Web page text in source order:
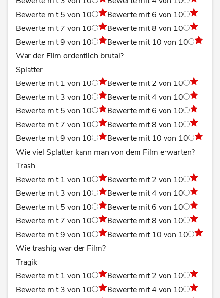
Bewerte mit 5 von 10
Bewerte mit 6 von 10
Bewerte mit 7 von 10
Bewerte mit 8 von 10
Bewerte mit 9 von 10
Bewerte mit 10 von 10
War der Film ordentlich brutal?
Splatter
Bewerte mit 1 von 10
Bewerte mit 2 von 10
Bewerte mit 3 von 10
Bewerte mit 4 von 10
Bewerte mit 5 von 10
Bewerte mit 6 von 10
Bewerte mit 7 von 10
Bewerte mit 8 von 10
Bewerte mit 9 von 10
Bewerte mit 10 von 10
Wie viel Splatter kann man von dem Film erwarten?
Trash
Bewerte mit 1 von 10
Bewerte mit 2 von 10
Bewerte mit 3 von 10
Bewerte mit 4 von 10
Bewerte mit 5 von 10
Bewerte mit 6 von 10
Bewerte mit 7 von 10
Bewerte mit 8 von 10
Bewerte mit 9 von 10
Bewerte mit 10 von 10
Wie trashig war der Film?
Tragik
Bewerte mit 1 von 10
Bewerte mit 2 von 10
Bewerte mit 3 von 10
Bewerte mit 4 von 10